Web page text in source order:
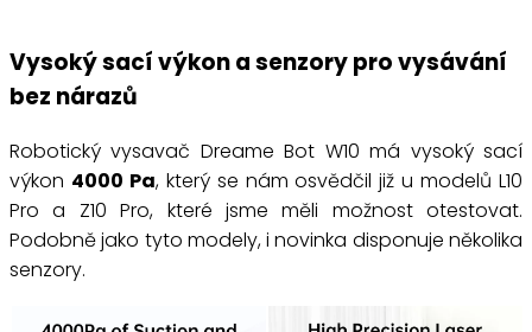
Vysoký sací výkon a senzory pro vysávání
bez nárazů
Robotický vysavač Dreame Bot W10 má vysoký sací
výkon 4000 Pa, který se nám osvědčil již u modelů L10
Pro a Z10 Pro, které jsme měli možnost otestovat.
Podobně jako tyto modely, i novinka disponuje několika
senzory.